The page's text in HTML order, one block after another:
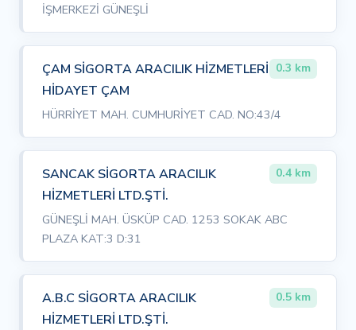
İŞMERKEZİ GÜNEŞLİ
ÇAM SİGORTA ARACILIK HİZMETLERİ
HİDAYET ÇAM
0.3 km
HÜRRİYET MAH. CUMHURİYET CAD. NO:43/4
SANCAK SİGORTA ARACILIK
HİZMETLERİ LTD.ŞTİ.
0.4 km
GÜNEŞLİ MAH. ÜSKÜP CAD. 1253 SOKAK ABC
PLAZA KAT:3 D:31
A.B.C SİGORTA ARACILIK
HİZMETLERİ LTD.ŞTİ.
0.5 km